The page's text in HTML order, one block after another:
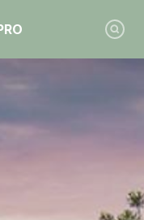
2025"